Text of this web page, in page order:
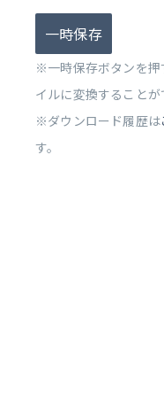
一時保存
※一時保存ボタンを押
イルに変換することが
※ダウンロード履歴は
す。